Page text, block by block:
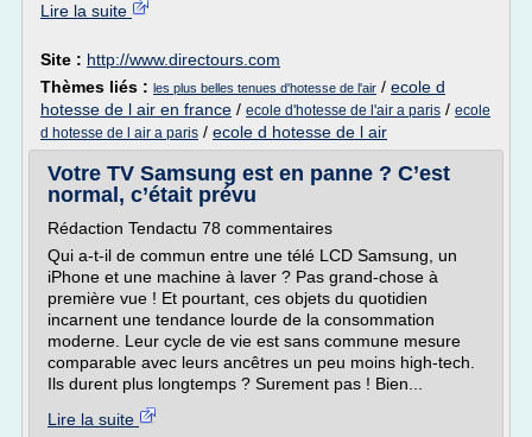
Lire la suite
Site : http://www.directours.com
Thèmes liés : les plus belles tenues d'hotesse de l'air / ecole d
hotesse de l air en france / ecole d'hotesse de l'air a paris / ecole
d hotesse de l air a paris / ecole d hotesse de l air
Votre TV Samsung est en panne ? C’est
normal, c’était prévu
Rédaction Tendactu 78 commentaires
Qui a-t-il de commun entre une télé LCD Samsung, un
iPhone et une machine à laver ? Pas grand-chose à
première vue ! Et pourtant, ces objets du quotidien
incarnent une tendance lourde de la consommation
moderne. Leur cycle de vie est sans commune mesure
comparable avec leurs ancêtres un peu moins high-tech.
Ils durent plus longtemps ? Surement pas ! Bien...
Lire la suite